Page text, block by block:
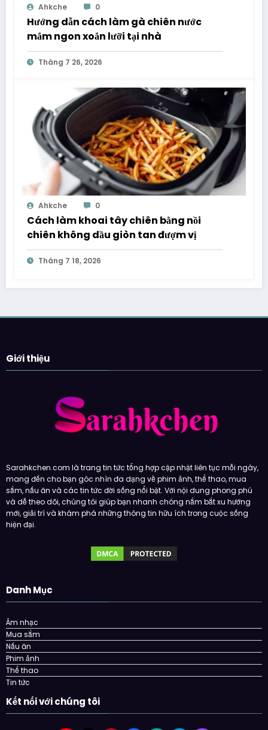
Ahkche 0
Hướng dẫn cách làm gà chiên nước
mắm ngon xoắn lưỡi tại nhà
Tháng 7 26, 2026
Ahkche 0
Cách làm khoai tây chiên bằng nồi
chiên không dầu giòn tan đượm vị
Tháng 7 18, 2026
Giới thiệu
Sarahkchen.com là trang tin tức tổng hợp cập nhật liên tục mỗi ngày,
mang đến cho bạn góc nhìn đa dạng về phim ảnh, thể thao, mua
sắm, nấu ăn và các tin tức đời sống nổi bật. Với nội dung phong phú
và dễ theo dõi, chúng tôi giúp bạn nhanh chóng nắm bắt xu hướng
mới, giải trí và khám phá những thông tin hữu ích trong cuộc sống
hiện đại.
Danh Mục
Âm nhạc
Mua sắm
Nấu ăn
Phim ảnh
Thể thao
Tin tức
Kết nối với chúng tôi